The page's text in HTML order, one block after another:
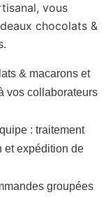
vous
chocolats &
& macarons et
vos collaborateurs
: traitement
et expédition de
groupées